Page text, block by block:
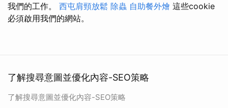
我們的工作。 西屯肩頸放鬆 除蟲 自助餐外燴 這些cookie
必須啟用我們的網站。
了解搜尋意圖並優化內容-SEO策略
了解搜尋意圖並優化內容-SEO策略